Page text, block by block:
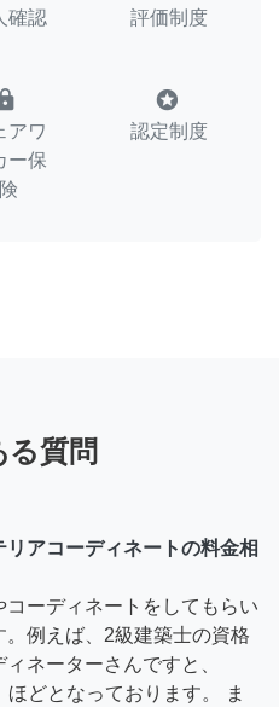
確認 評価制度
アワ
ー保
険
stars
認定制度
る質問
アコーディネートの料金相
ーディネートをしてもらい
例えば、2級建築士の資格
ネーターさんですと、
どとなっております。 ま